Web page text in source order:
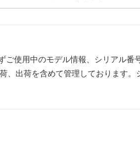
ご使用中のモデル情報、シリアル番
、出荷を含めて管理しております。